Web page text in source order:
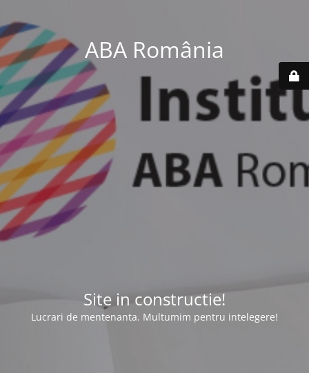
ABA România
Site in constructie!
Lucrari de mentenanta. Multumim pentru intelegere!